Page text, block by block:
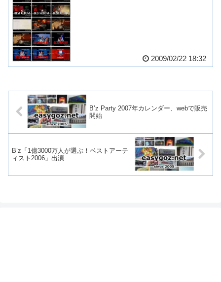
2009/02/22 18:32
B’z Party 2007年カレンダー、webで販売
開始
B’z「1億3000万人が選ぶ！ベストアーテ
ィスト2006」出演